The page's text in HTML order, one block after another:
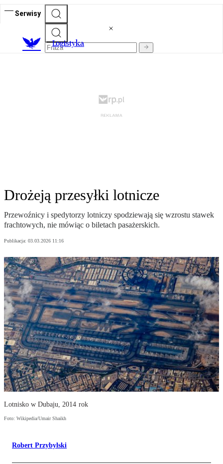
Serwisy
Logistyka
Drożeją przesyłki lotnicze
Przewoźnicy i spedytorzy lotniczy spodziewają się wzrostu stawek
frachtowych, nie mówiąc o biletach pasażerskich.
Publikacja: 03.03.2026 11:16
Lotnisko w Dubaju, 2014 rok
Foto: Wikipedia/Umair Shaikh
Robert Przybylski